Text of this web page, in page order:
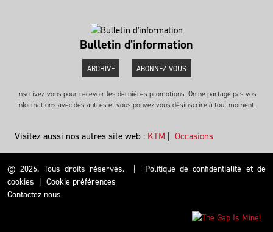
Bulletin d'information
ARCHIVE ABONNEZ-VOUS
Inscrivez-vous pour recevoir les dernières promotions. On ne partage pas vos
informations avec des autres et vous pouvez vous désinscrire à tout moment.
Visitez aussi nos autres site web : KTM | Occasions
© 2026. Tous droits réservés. | Politique de confidentialité et de
cookies | Cookie préférences
Contactez nous